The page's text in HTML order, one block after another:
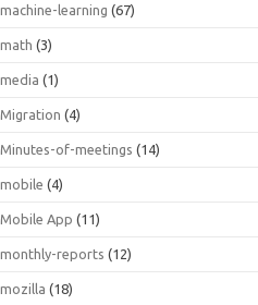
machine-learning (67)
math (3)
media (1)
Migration (4)
Minutes-of-meetings (14)
mobile (4)
Mobile App (11)
monthly-reports (12)
mozilla (18)